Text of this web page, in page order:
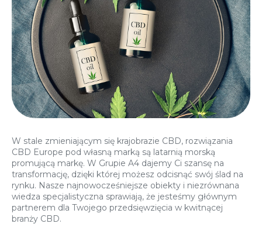
W stale zmieniającym się krajobrazie CBD, rozwiązania
CBD Europe pod własną marką są latarnią morską
promującą markę. W Grupie A4 dajemy Ci szansę na
transformację, dzięki której możesz odcisnąć swój ślad na
rynku. Nasze najnowocześniejsze obiekty i niezrównana
wiedza specjalistyczna sprawiają, że jesteśmy głównym
partnerem dla Twojego przedsięwzięcia w kwitnącej
branży CBD.